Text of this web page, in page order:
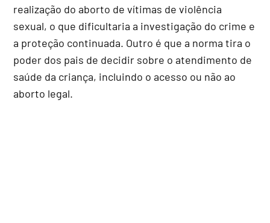
realização do aborto de vítimas de violência
sexual, o que dificultaria a investigação do crime e
a proteção continuada. Outro é que a norma tira o
poder dos pais de decidir sobre o atendimento de
saúde da criança, incluindo o acesso ou não ao
aborto legal.